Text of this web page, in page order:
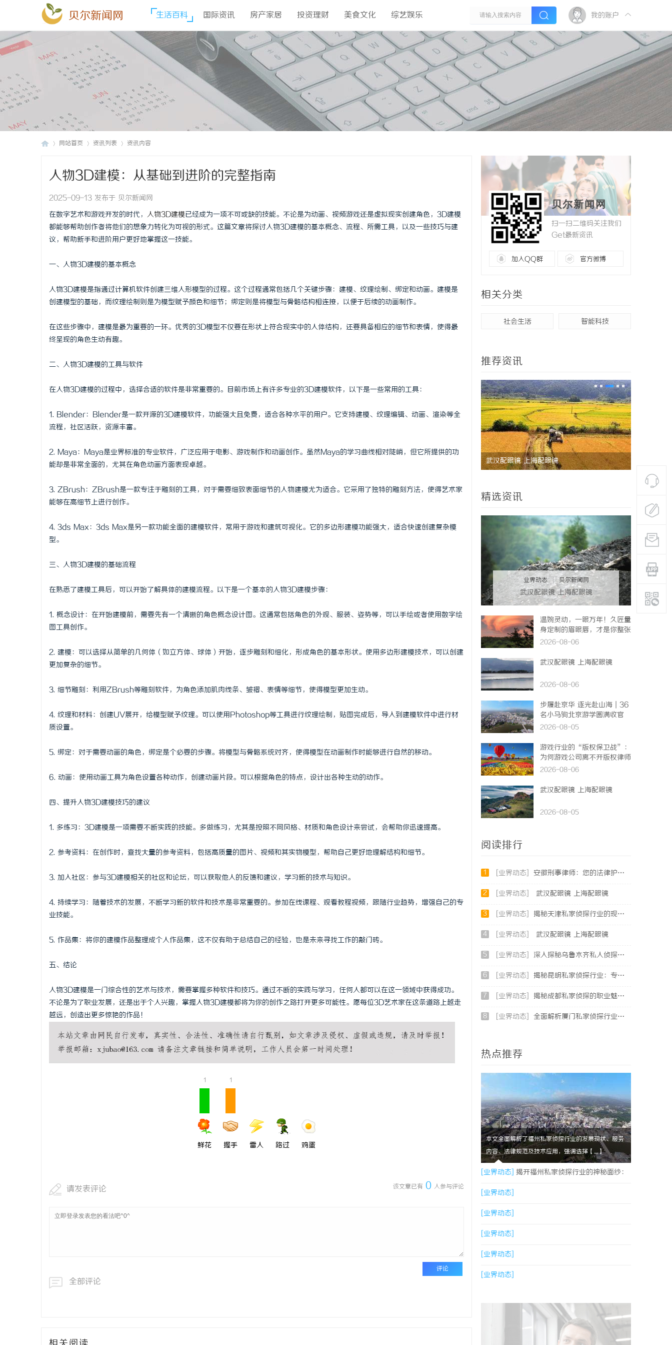
贝尔新闻网 生活百科 国际资讯 房产家居 投资理财 美食文化 综艺娱乐 我的账户
网站首页 资讯列表 资讯内容
人物3D建模：从基础到进阶的完整指南
2025-09-13 发布于 贝尔新闻网
在数字艺术和游戏开发的时代， 人物3D建模已经成为一项不可或缺的技能。不论是为动画、视频游戏还是虚拟现实创建角色，3D建模
都能够帮助创作者将他们的想象力转化为可视的形式。这篇文章将探讨人物3D建模的基本概念、流程、所需工具，以及一些技巧与建
议，帮助新手和进阶用户更好地掌握这一技能。
一、人物3D建模的基本概念
人物3D建模是指通过计算机软件创建三维人形模型的过程。这个过程通常包括几个关键步骤：建模、纹理绘制、绑定和动画。建模是
创建模型的基础，而纹理绘制则是为模型赋予颜色和细节；绑定则是将模型与骨骼结构相连接，以便于后续的动画制作。
在这些步骤中，建模是最为重要的一环。优秀的3D模型不仅要在形状上符合现实中的人体结构，还要具备相应的细节和表情，使得最
终呈现的角色生动有趣。
二、人物3D建模的工具与软件
在人物3D建模的过程中，选择合适的软件是非常重要的。目前市场上有许多专业的3D建模软件，以下是一些常用的工具：
1. Blender：Blender是一款开源的3D建模软件，功能强大且免费，适合各种水平的用户。它支持建模、纹理编辑、动画、渲染等全
流程，社区活跃，资源丰富。
2. Maya：Maya是业界标准的专业软件，广泛应用于电影、游戏制作和动画创作。虽然Maya的学习曲线相对陡峭，但它所提供的功
能却是非常全面的，尤其在角色动画方面表现卓越。
3. ZBrush：ZBrush是一款专注于雕刻的工具，对于需要细致表面细节的人物建模尤为适合。它采用了独特的雕刻方法，使得艺术家
能够在高细节上进行创作。
4. 3ds Max：3ds Max是另一款功能全面的建模软件，常用于游戏和建筑可视化。它的多边形建模功能强大，适合快速创建复杂模
型。
三、人物3D建模的基础流程
在熟悉了建模工具后，可以开始了解具体的建模流程。以下是一个基本的人物3D建模步骤：
1. 概念设计：在开始建模前，需要先有一个清晰的角色概念设计图。这通常包括角色的外观、服装、姿势等，可以手绘或者使用数字绘
图工具创作。
2. 建模：可以选择从简单的几何体（如立方体、球体）开始，逐步雕刻和细化，形成角色的基本形状。使用多边形建模技术，可以创建
更加复杂的细节。
3. 细节雕刻：利用ZBrush等雕刻软件，为角色添加肌肉线条、皱褶、表情等细节，使得模型更加生动。
4. 纹理和材料：创建UV展开，给模型赋予纹理。可以使用Photoshop等工具进行纹理绘制，贴图完成后，导入到建模软件中进行材
质设置。
5. 绑定：对于需要动画的角色，绑定是个必要的步骤。将模型与骨骼系统对齐，使得模型在动画制作时能够进行自然的移动。
6. 动画：使用动画工具为角色设置各种动作，创建动画片段。可以根据角色的特点，设计出各种生动的动作。
四、提升人物3D建模技巧的建议
1. 多练习：3D建模是一项需要不断实践的技能。多做练习，尤其是按照不同风格、材质和角色设计来尝试，会帮助你迅速提高。
2. 参考资料：在创作时，查找大量的参考资料，包括高质量的图片、视频和其实物模型，帮助自己更好地理解结构和细节。
3. 加入社区：参与3D建模相关的社区和论坛，可以获取他人的反馈和建议，学习新的技术与知识。
4. 持续学习：随着技术的发展，不断学习新的软件和技术是非常重要的。参加在线课程、观看教程视频，跟随行业趋势，增强自己的专
业技能。
5. 作品集：将你的建模作品整理成个人作品集，这不仅有助于总结自己的经验，也是未来寻找工作的敲门砖。
五、结论
人物3D建模是一门综合性的艺术与技术，需要掌握多种软件和技巧。通过不断的实践与学习，任何人都可以在这一领域中获得成功。
不论是为了职业发展，还是出于个人兴趣，掌握人物3D建模都将为你的创作之路打开更多可能性。愿每位3D艺术家在这条道路上越走
越远，创造出更多惊艳的作品！
1
鲜花
1
握手 雷人 路过 鸡蛋
该文章已有 0 人参与评论
请发表评论
评论
全部评论
贝尔新闻网
扫一扫二维码关注我们
Get最新资讯
加入QQ群 官方微博
相关分类
社会生活 智能科技
推荐资讯
武汉配眼镜 上海配眼镜 武汉配眼镜 上海配眼镜
方案
精选资讯
业界动态 | 贝尔新闻网
武汉配眼镜 上海配眼镜
温婉灵动，一眼万年！久匠量
身定制的眉眼唇，才是你整张
脸的点睛之笔！淡颜系女生的
2026-08-06
武汉配眼镜 上海配眼镜
2026-08-06
步履赴京华 逐光赴山海｜36
名小马驹北京游学圆满收官
2026-08-05
游戏行业的“版权保卫战”：
为何游戏公司离不开版权律师
2026-08-06
武汉配眼镜 上海配眼镜
2026-08-05
阅读排行
1 [业界动态] 安徽刑事律师：您的法律护航者
2 [业界动态] 武汉配眼镜 上海配眼镜
3 [业界动态] 揭秘天津私家侦探行业的现状与发展趋势
4 [业界动态] 武汉配眼镜 上海配眼镜
5 [业界动态] 深入探秘乌鲁木齐私人侦探行业的现状与未来发展趋势
6 [业界动态] 揭秘昆明私家侦探行业：专业服务与实际案例分析
7 [业界动态] 揭秘成都私家侦探的职业魅力与现实挑战
8 [业界动态] 全面解析厦门私家侦探行业的现状与发展趋势
热点推荐
本文全面解析了福州私家侦探行业的发展现状、服务
内容、法律规范及技术应用，强调选择【....】
[业界动态] 揭开福州私家侦探行业的神秘面纱：
服务、优势与法律解析
[业界动态]
[业界动态]
[业界动态]
[业界动态]
[业界动态]